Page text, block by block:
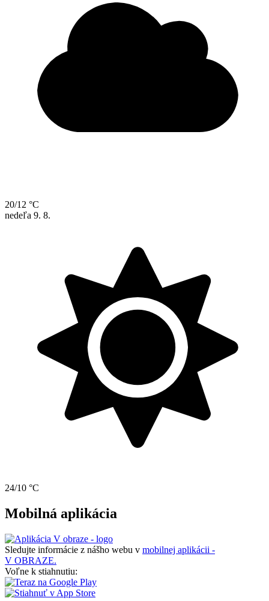
20/12 °C
nedeľa 9. 8.
24/10 °C
Mobilná aplikácia
Sledujte informácie z nášho webu v mobilnej aplikácii -
V OBRAZE.
Voľne k stiahnutiu: